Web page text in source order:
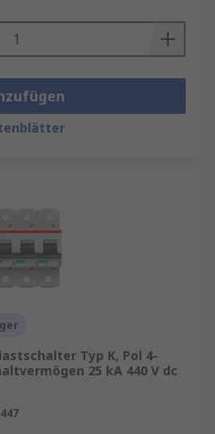
Typ K, Pol 4-
25 kA 440 V dc